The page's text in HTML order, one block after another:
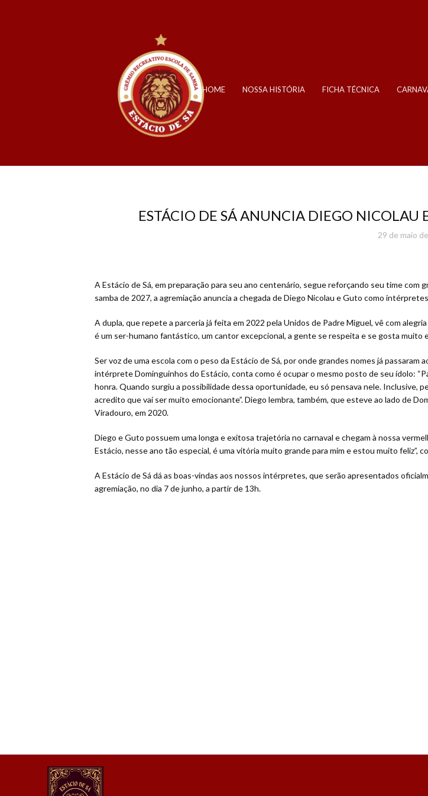
HOME NOSSA HISTÓRIA FICHA TÉCNICA
ESTÁCIO DE SÁ ANUNCIA DIEGO NICOLAU
29 de maio
A Estácio de Sá, em preparação para seu ano centenário, segue reforçando seu time com
samba de 2027, a agremiação anuncia a chegada de Diego Nicolau e Guto como
A dupla, que repete a parceria já feita em 2022 pela Unidos de Padre Miguel, vê com
é um ser-humano fantástico, um cantor excepcional, a gente se respeita e se gosta muito
Ser voz de uma escola com o peso da Estácio de Sá, por onde grandes nomes já
intérprete Dominguinhos do Estácio, conta como é ocupar o mesmo posto de seu ídolo:
honra. Quando surgiu a possibilidade dessa oportunidade, eu só pensava nele. Inclusive,
acredito que vai ser muito emocionante”. Diego lembra, também, que esteve ao lado de
Viradouro, em 2020.
Diego e Guto possuem uma longa e exitosa trajetória no carnaval e chegam à nossa
Estácio, nesse ano tão especial, é uma vitória muito grande para mim e estou muito feliz”,
A Estácio de Sá dá as boas-vindas aos nossos intérpretes, que serão apresentados
agremiação, no dia 7 de junho, a partir de 13h.